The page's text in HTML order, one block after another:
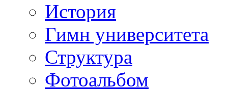
История
Гимн университета
Структура
Фотоальбом